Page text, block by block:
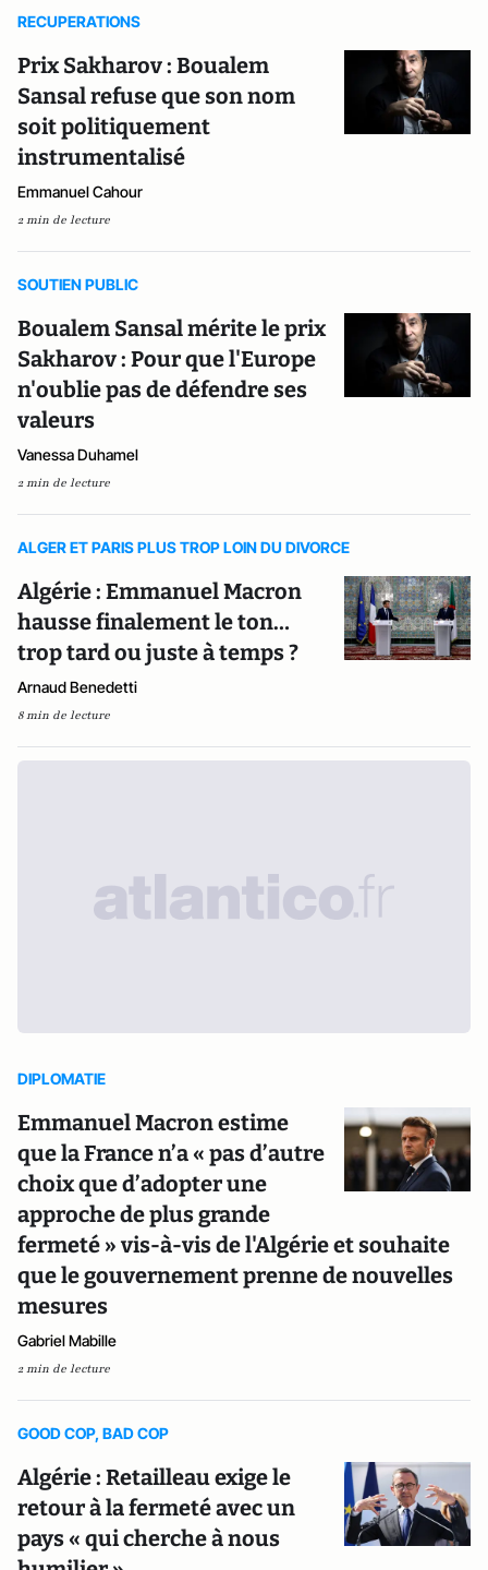
RECUPERATIONS
Prix Sakharov : Boualem
Sansal refuse que son nom
soit politiquement
instrumentalisé
Emmanuel Cahour
2 min de lecture
SOUTIEN PUBLIC
Boualem Sansal mérite le prix
Sakharov : Pour que l'Europe
n'oublie pas de défendre ses
valeurs
Vanessa Duhamel
2 min de lecture
ALGER ET PARIS PLUS TROP LOIN DU DIVORCE
Algérie : Emmanuel Macron
hausse finalement le ton…
trop tard ou juste à temps ?
Arnaud Benedetti
8 min de lecture
DIPLOMATIE
Emmanuel Macron estime
que la France n’a « pas d’autre
choix que d’adopter une
approche de plus grande
fermeté » vis-à-vis de l'Algérie et souhaite
que le gouvernement prenne de nouvelles
mesures
Gabriel Mabille
2 min de lecture
GOOD COP, BAD COP
Algérie : Retailleau exige le
retour à la fermeté avec un
pays « qui cherche à nous